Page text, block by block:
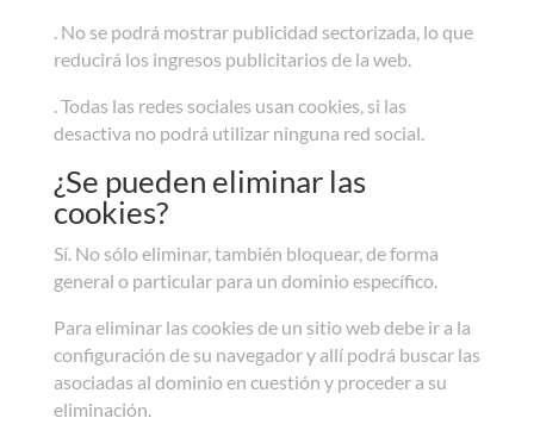
. No se podrá mostrar publicidad sectorizada, lo que
reducirá los ingresos publicitarios de la web.
. Todas las redes sociales usan cookies, si las
desactiva no podrá utilizar ninguna red social.
¿Se pueden eliminar las
cookies?
Sí. No sólo eliminar, también bloquear, de forma
general o particular para un dominio específico.
Para eliminar las cookies de un sitio web debe ir a la
configuración de su navegador y allí podrá buscar las
asociadas al dominio en cuestión y proceder a su
eliminación.